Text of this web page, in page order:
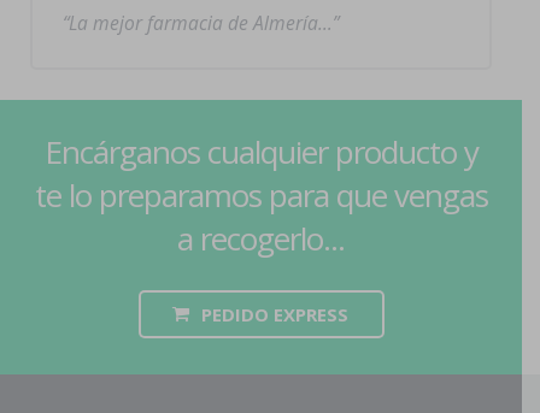
La mejor farmacia de Almería…
Encárganos cualquier producto y
te lo preparamos para que vengas
a recogerlo...
PEDIDO EXPRESS